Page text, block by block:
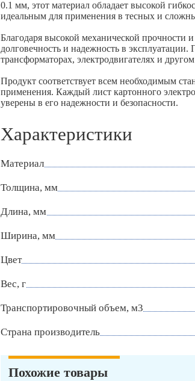
0.1 мм, этот материал обладает высокой
идеальным для применения в тесных и
Благодаря высокой механической прочности
долговечность и надежность в эксплуатации.
трансформаторах, электродвигателях и
Продукт соответствует всем необходимым
применения. Каждый лист картонного
уверены в его надежности и безопасности.
Характеристики
Материал
Толщина, мм
Длина, мм
Ширина, мм
Цвет
Вес, г
Транспортировочный объем, м3
Страна производитель
Похожие товары